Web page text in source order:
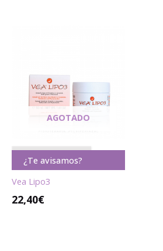
A G O T A D O
AGOTADO
¿Te avisamos?
Vea Lipo3
22,40€